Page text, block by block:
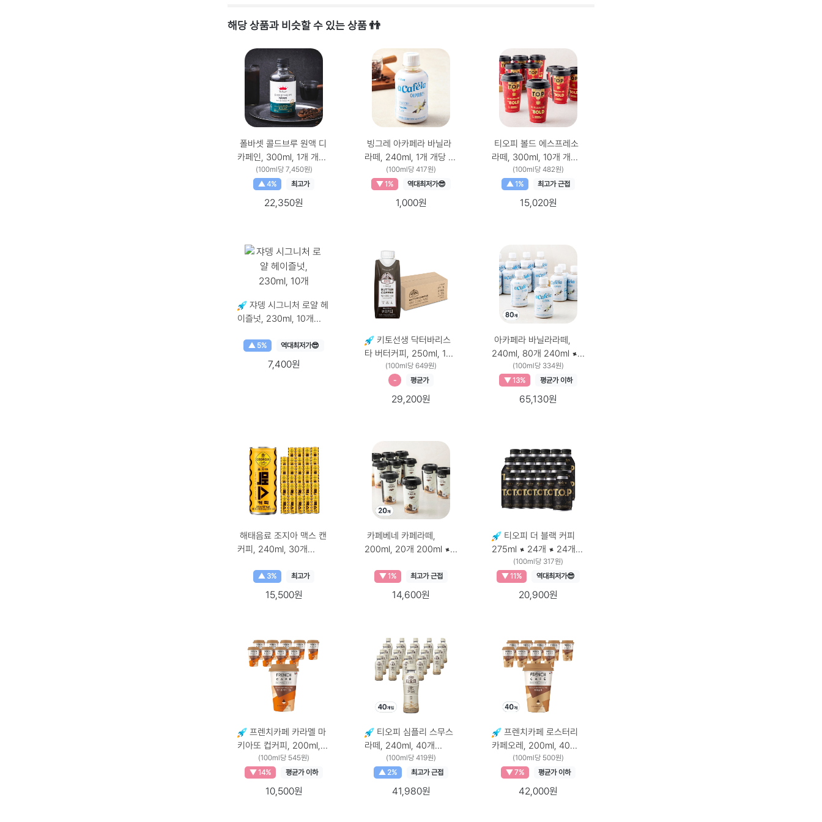
해당 상품과 비슷할 수 있는 상품 👬
폴바셋 콜드브루 원액 디
카페인, 300ml, 1개 개당
용량 × 수량, 300ml × 1
(100ml당 7,450원)
▲ 4%
최고가
22,350원
빙그레 아카페라 바닐라
라떼, 240ml, 1개 개당 용
량 × 수량, 240ml × 1개
(100ml당 417원)
▼ 1%
역대최저가😎
1,000원
티오피 볼드 에스프레소
라떼, 300ml, 10개 개당
용량 × 수량, 300ml × 10
(100ml당 482원)
▲ 1%
최고가 근접
15,020원
쟈뎅 시그니처 로얄 헤
이즐넛, 230ml, 10개
10개▲ 5% 역대최저가😎
7,400원
키토선생 닥터바리스
타 버터커피, 250ml, 18
250ml × 18개
(100ml당 649원)
-
평균가
29,200원
아카페라 바닐라라떼,
240ml, 80개 240ml ×
(100ml당 334원)
▼ 13%
평균가 이하
65,130원
해태음료 조지아 맥스 캔
커피, 240ml, 30개
▲ 3% 최고가
15,500원
카페베네 카페라떼,
200ml, 20개 200ml ×
▼ 1% 최고가 근접
14,600원
티오피 더 블랙 커피
275ml × 24개 × 24개,
275ml × 24개 × 24개
(100ml당 317원)
▼ 11%
역대최저가😎
20,900원
프렌치카페 카라멜 마
키아또 컵커피, 200ml,
10개 200ml × 10개
(100ml당 545원)
▼ 14%
평균가 이하
10,500원
티오피 심플리 스무스
라떼, 240ml, 40개
240ml × 40개
(100ml당 419원)
▲ 2%
최고가 근접
41,980원
프렌치카페 로스터리
카페오레, 200ml, 40개
200ml × 40개
(100ml당 500원)
▼ 7%
평균가 이하
42,000원